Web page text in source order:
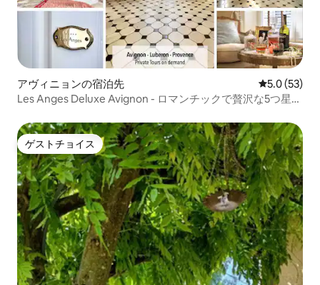
アヴィニョンの宿泊先 レビュー53
5.0 (53)
Les Anges Deluxe Avignon - ロマンチックで贅沢な5つ星の
ゲストチョイス
ゲストチョイス